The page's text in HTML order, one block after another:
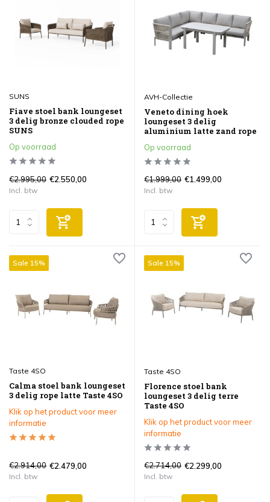
SUNS
Fiave stoel bank loungeset
3 delig bronze clouded rope
SUNS
Op voorraad
€2.995,00 €2.550,00
Incl. btw
AVH-Collectie
Veneto dining hoek
loungeset 3 delig
aluminium latte zand rope
Op voorraad
€1.999,00 €1.499,00
Incl. btw
Sale 15%
Taste 4SO
Calma stoel bank loungeset
3 delig rope latte Taste 4SO
Klik op het product voor meer
informatie
€2.914,00 €2.479,00
Incl. btw
Sale 15%
Taste 4SO
Florence stoel bank
loungeset 3 delig terre
Taste 4SO
Klik op het product voor meer
informatie
€2.714,00 €2.299,00
Incl. btw